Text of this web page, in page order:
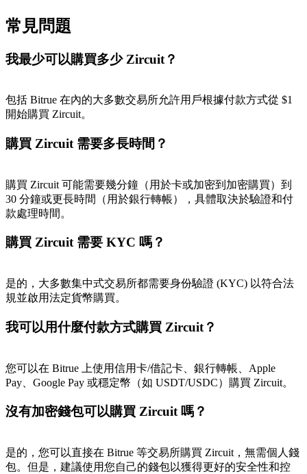
常見問題
我最少可以購買多少 Zircuit？
包括 Bitrue 在內的大多數交易所允許用戶根據付款方式從 $1
開始購買 Zircuit。
購買 Zircuit 需要多長時間？
購買 Zircuit 可能需要幾分鐘（用於卡或加密到加密購買）到
30 分鐘或更長時間（用於銀行轉帳），具體取決於驗證和付
款處理時間。
購買 Zircuit 需要 KYC 嗎？
是的，大多數集中式交易所都需要身份驗證 (KYC) 以符合法
規並啟用法定貨幣購買。
我可以用什麼付款方式購買 Zircuit？
您可以在 Bitrue 上使用信用卡/借記卡、銀行轉帳、Apple
Pay、Google Pay 或穩定幣（如 USDT/USDC）購買 Zircuit。
沒有加密錢包可以購買 Zircuit 嗎？
是的，您可以直接在 Bitrue 等交易所購買 Zircuit，無需個人錢
包。但是，建議使用您自己的錢包以獲得更好的安全性和控